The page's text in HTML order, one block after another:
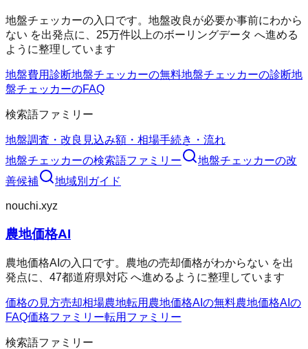
地盤チェッカーの入口です。地盤改良が必要か事前にわから
ない を出発点に、25万件以上のボーリングデータ へ進める
ように整理しています
地盤費用診断地盤チェッカーの無料地盤チェッカーの診断地
盤チェッカーのFAQ
検索語ファミリー
地盤調査・改良 見込み額・相場手続き・流れ
地盤チェッカーの検索語ファミリー 地盤チェッカーの改
善候補
地域別ガイド
nouchi.xyz
農地価格AI
農地価格AIの入口です。農地の売却価格がわからない を出
発点に、47都道府県対応 へ進めるように整理しています
価格の見方売却相場農地転用 農地価格AIの無料農地価格AIの
FAQ価格ファミリー転用ファミリー
検索語ファミリー